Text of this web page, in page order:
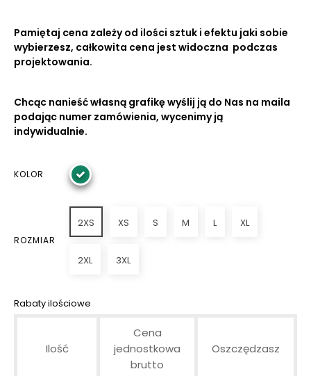
Pamiętaj cena zależy od ilości sztuk i efektu jaki sobie
wybierzesz, całkowita cena jest widoczna podczas
projektowania.
Chcąc nanieść własną grafikę wyślij ją do Nas na maila
podając numer zamówienia, wycenimy ją
indywidualnie.
KOLOR
ROZMIAR
2XS XS S M L XL
2XL 3XL
Rabaty ilościowe
Ilość
Cena
jednostkowa
brutto
Oszczędzasz